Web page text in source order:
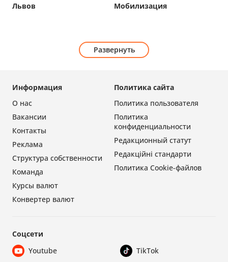
Львов Мобилизация
Развернуть
Политика сайта
Политика пользователя
Политика
конфиденциальности
Редакционный статут
Редакційні стандарти
Политика Cookie-файлов
Информация
О нас
Вакансии
Контакты
Реклама
Структура собственности
Команда
Курсы валют
Конвертер валют
Соцсети
Youtube
TikTok